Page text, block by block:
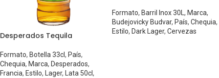
Desperados Tequila
Formato, Botella 33cl, País,
Chequia, Marca, Desperados,
Francia, Estilo, Lager, Lata 50cl,
Formato, Barril Inox 30L , Marca,
Budejovicky Budvar, País, Chequia,
Estilo, Dark Lager, Cervezas